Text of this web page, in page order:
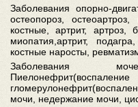
Заболевания опорно-
остеопороз,
костные, артрит, артроз,
миопатия,артрит,
костные наросты,
Заболевания
мочи, недержание мочи,